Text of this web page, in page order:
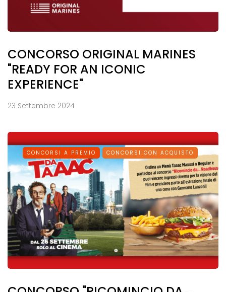
CONCORSO ORIGINAL MARINES
"READY FOR AN ICONIC
EXPERIENCE"
23 Settembre 2024
CONCORSI A PREMIO CONCORSI CON ACQUISTO